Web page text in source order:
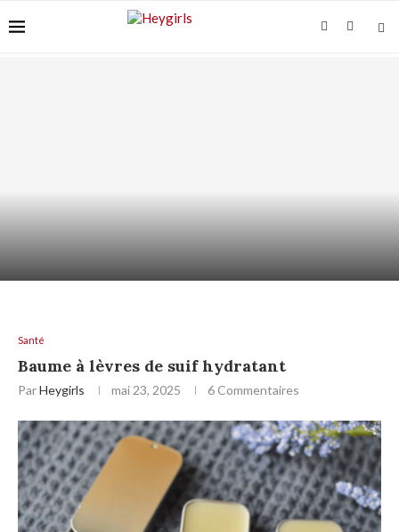
Santé
Baume à lèvres de suif hydratant
ParHeygirls mai 23, 2025 6 Commentaires